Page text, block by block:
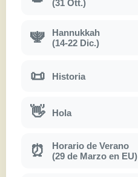
(31 Ott.)
🕎
Hannukkah
(14-22 Dic.)
📜 Historia
👋 Hola
⏰
Horario de Verano
(29 de Marzo en EU)